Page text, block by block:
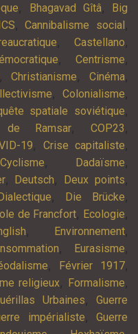
, Bhagavad Gîtâ,
Big
,Cannibalisme social ,
,Castellano,
,Centrisme,
,Christianisme, Cinéma,
, Colonialisme,
spatiale soviétique,
de Ramsar, COP23 ,
19, Crise capitaliste,
Cyclisme, Dadaïsme,
, Deutsch, Deux points,
Dialectique, Die Brücke,
de Francfort, Ecologie,
, Environnement,
, Eurasisme,
, Février 1917,
religieux, Formalisme,
Urbaines,Guerre
impérialiste,Guerre